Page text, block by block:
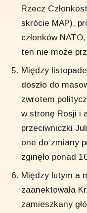
Rzecz
skrócie MAP),
członków
ten nie może
Między
doszło do
zwrotem
w stronę Rosji i
przeciwniczki
one do zmiany
zginęło ponad
Między lutym a
zaanektowała
zamieszkany